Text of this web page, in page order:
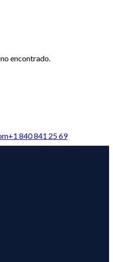
encontrado.
+1 840 841 25 69